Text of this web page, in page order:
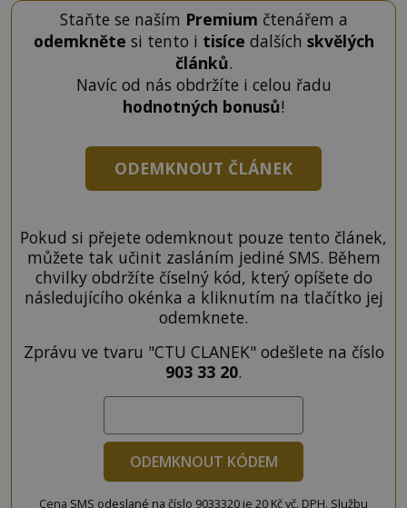
Staňte se naším Premium čtenářem a
odemkněte si tento i tisíce dalších skvělých
článků.
Navíc od nás obdržíte i celou řadu
hodnotných bonusů!
ODEMKNOUT ČLÁNEK
Pokud si přejete odemknout pouze tento článek,
můžete tak učinit zasláním jediné SMS. Během
chvilky obdržíte číselný kód, který opíšete do
následujícího okénka a kliknutím na tlačítko jej
odemknete.
Zprávu ve tvaru "CTU CLANEK" odešlete na číslo
903 33 20.
ODEMKNOUT KÓDEM
Cena SMS odeslané na číslo 9033320 je 20 Kč vč. DPH. Službu